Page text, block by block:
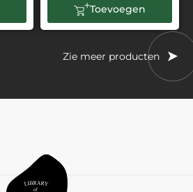
Toevoegen
Zie meer producten